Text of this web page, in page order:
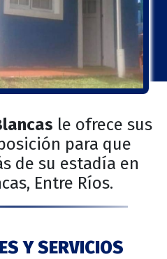
le ofrece sus
para que
de su estadía en
Entre Ríos.
Y SERVICIOS